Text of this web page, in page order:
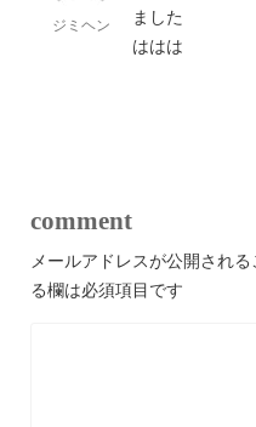
ジミヘン
ました
ははは
comment
メールアドレスが公開される
る欄は必須項目です